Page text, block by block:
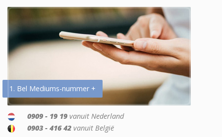
1. Bel Mediums-nummer +
0909 - 19 19 vanuit Nederland
0903 - 416 42 vanuit België